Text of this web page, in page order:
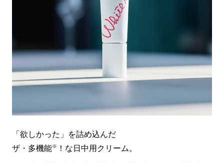
「欲しかった」を詰め込んだ
ザ・多機能※ ！な日中用クリーム。